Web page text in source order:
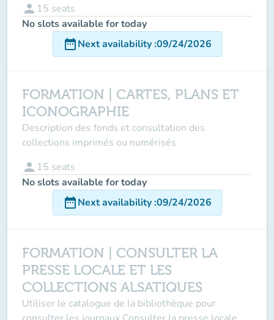
person 15 seats
No slots available for today
date_rangeNext availability:09/24/2026
FORMATION | CARTES, PLANS ET
ICONOGRAPHIE
Description des fonds et consultation des
collections imprimés ou numérisés
person 15 seats
No slots available for today
date_rangeNext availability:09/24/2026
FORMATION | CONSULTER LA
PRESSE LOCALE ET LES
COLLECTIONS ALSATIQUES
Utiliser le catalogue de la bibliothèque pour